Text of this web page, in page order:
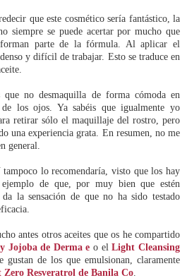
que este cosmético sería fantástico, la
siempre se puede acertar por mucho que
forman parte de la fórmula. Al aplicar el
y difícil de trabajar. Esto se traduce en
no desmaquilla de forma cómoda en
los ojos. Ya sabéis que igualmente yo
retirar sólo el maquillaje del rostro, pero
una experiencia grata. En resumen, no me
general.
lo recomendaría, visto que los hay
de que, por muy bien que estén
la sensación de que no ha sido testado
antes otros aceites que os he compartido
Jojoba de Derma e o elLight Cleansing
gustan de los que emulsionan, claramente
Zero Resveratrol de Banila Co.